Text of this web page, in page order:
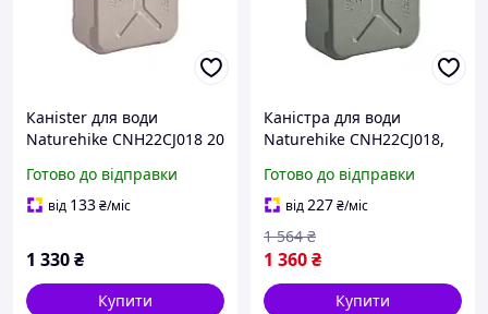
Канister для води
Naturehike CNH22CJ018 20
л, вага 1.22 кг, для
туризму та кемпінгу
Готово до відправки
від 133₴/міс
1 330₴
Купити
Каністра для води
Naturehike CNH22CJ018,
Готово до відправки
від227₴/міс
1 360₴
1 564 ₴
Купити